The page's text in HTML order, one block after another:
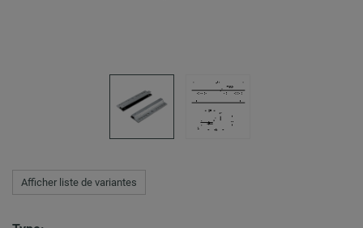
Afficher liste de variantes